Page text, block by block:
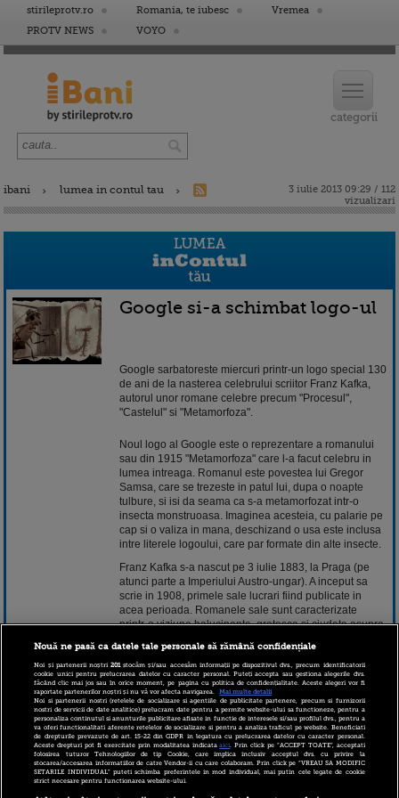
stirileprotv.ro Romania, te iubesc
Vremea
PROTV NEWS
VOYO
ibani lumea in contul tau
3 iulie 2013 09:29 / 112
vizualizari
Google si-a schimbat logo-ul
Google sarbatoreste miercuri printr-un logo special 130
de ani de la nasterea celebrului scriitor Franz Kafka,
autorul unor romane celebre precum "Procesul",
"Castelul" si "Metamorfoza".
Noul logo al Google este o reprezentare a romanului
sau din 1915 "Metamorfoza" care l-a facut celebru in
lumea intreaga. Romanul este povestea lui Gregor
Samsa, care se trezeste in patul lui, dupa o noapte
tulbure, si isi da seama ca s-a metamorfozat intr-o
insecta monstruoasa. Imaginea acesteia, cu palarie pe
cap si o valiza in mana, deschizand o usa este inclusa
intre literele logoului, care par formate din alte insecte.
Franz Kafka s-a nascut pe 3 iulie 1883, la Praga (pe
atunci parte a Imperiului Austro-ungar). A inceput sa
scrie in 1908, primele sale lucrari fiind publicate in
acea perioada. Romanele sale sunt caracterizate
printr-o viziune halucinanta, grotesca si ciudata asupra
care conditia tragica a omului este reprezentata
parabolic. Romanele si nuvelele lui Kafka, inspirate
din filosofia lui Soren Kierkegaard, exprima fie
sentimentul tragic, impins la paroxism, al individului
expus presiunii distructive a unui monstruos aparat
birocratic, fie imposibilitatea omului de a descifra
sensul existentei sale civice, fie dezintegrarea relatiilor
interumane.
3 iulie 2013 09:29
Nouă ne pasă ca datele tale personale să rămână confidențiale
Noi și partenerii noștri201stocăm și/sau accesăm informații pe dispozitivul dvs., precum identificatorii
cookie unici pentru prelucrarea datelor cu caracter personal. Puteți accepta sau gestiona alegerile dvs.
făcând clic mai jos sau în orice moment, pe pagina cu politica de confidențialitate. Aceste alegeri vor fi
raportate partenerilor noștri și nu vă vor afecta navigarea.
Mai multe detalii
Noi si partenerii nostri (retelele de socializare si agentiile de publicitate partenere, precum si furnizorii
nostri de servicii de date analitice) prelucram date pentru a permite website-ului sa functioneze, pentru a
personaliza continutul si anunturile publicitare afisate in functie de interesele si/sau profilul dvs., pentru a
va oferi functionalitati aferente retelelor de socializare si pentru a analiza traficul pe website. Beneficiati
de drepturile prevazute de art. 15-22 din GDPR in legatura cu prelucrarea datelor cu caracter personal.
Aceste drepturi pot fi exercitate prin modalitatea indicataaici. Prin click pe “ACCEPT TOATE”, acceptati
folosirea tuturor Tehnologiilor de tip Cookie, care implica inclusiv acceptul dvs. cu privire la
stocarea/accesarea informatiilor de catre Vendor-ii cu care colaboram. Prin click pe “VREAU SA MODIFIC
SETARILE INDIVIDUAL” puteti schimba preferintele in mod individual, mai putin cele legate de cookie
strict necesare pentru functionarea website-ului.